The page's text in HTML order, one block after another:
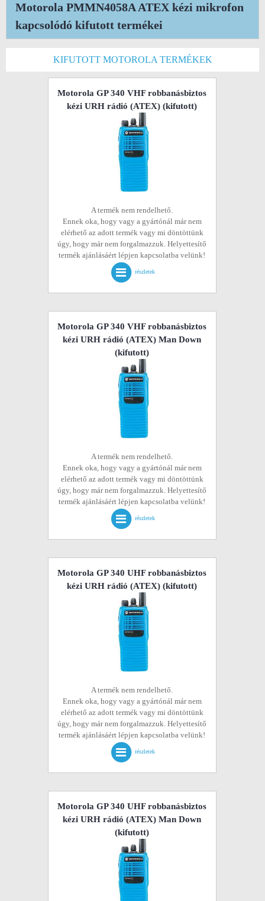
Motorola PMMN4058A ATEX kézi mikrofon
kapcsolódó kifutott termékei
KIFUTOTT MOTOROLA TERMÉKEK
Motorola GP 340 VHF robbanásbiztos
kézi URH rádió (ATEX) (kifutott)
A termék nem rendelhető.
Ennek oka, hogy vagy a gyártónál már nem
elérhető az adott termék vagy mi döntöttünk
úgy, hogy már nem forgalmazzuk. Helyettesítő
termék ajánlásáért lépjen kapcsolatba velünk!
részletek
Motorola GP 340 VHF robbanásbiztos
kézi URH rádió (ATEX) Man Down
(kifutott)
A termék nem rendelhető.
Ennek oka, hogy vagy a gyártónál már nem
elérhető az adott termék vagy mi döntöttünk
úgy, hogy már nem forgalmazzuk. Helyettesítő
termék ajánlásáért lépjen kapcsolatba velünk!
részletek
Motorola GP 340 UHF robbanásbiztos
kézi URH rádió (ATEX) (kifutott)
A termék nem rendelhető.
Ennek oka, hogy vagy a gyártónál már nem
elérhető az adott termék vagy mi döntöttünk
úgy, hogy már nem forgalmazzuk. Helyettesítő
termék ajánlásáért lépjen kapcsolatba velünk!
részletek
Motorola GP 340 UHF robbanásbiztos
kézi URH rádió (ATEX) Man Down
(kifutott)